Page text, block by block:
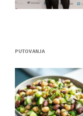
PUTOVANJA